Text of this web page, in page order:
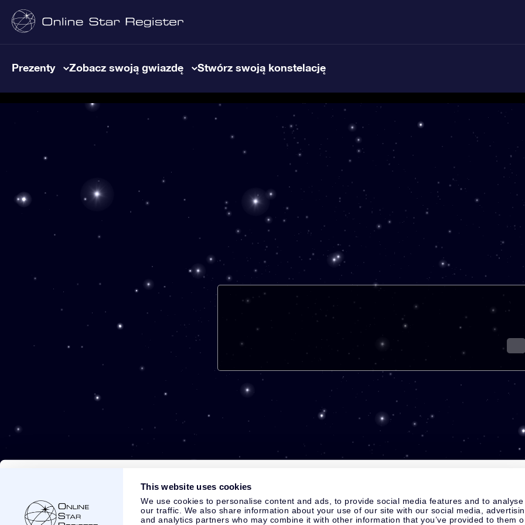
This website uses cookies
We use cookies to personalise content and ads, to provide social media features and to analyse
our traffic. We also share information about your use of our site with our social media,
and analytics partners who may combine it with other information that you’ve provided to them
Prezenty Zobacz swoją gwiazdę Stwórz swoją konstelację